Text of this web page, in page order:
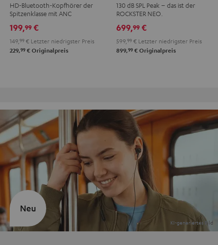
3
Night
Black
3
Pearl
White
3
Steel
HD-Bluetooth-Kopfhörer der
Spitzenklasse mit ANC
199,99 €
149, 99 € Letzter niedrigster Preis
229,99 € Originalpreis
130 dB SPL Peak – das ist der
ROCKSTER NEO.
699,99 €
599, 99 € Letzter niedrigster Preis
899,99 € Originalpreis
Neu